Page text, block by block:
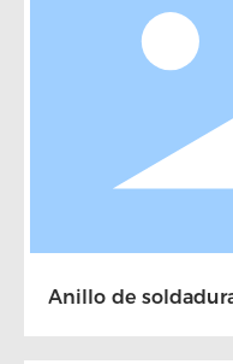
Anillo de